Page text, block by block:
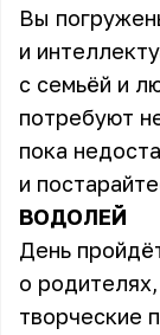
Вы
и
с семьёй и
потребуют
пока
и
ВОДОЛЕЙ
День
о
творческие